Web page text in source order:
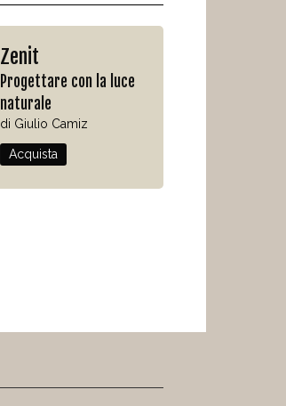
Zenit
Progettare con la luce
naturale
di Giulio Camiz
Acquista